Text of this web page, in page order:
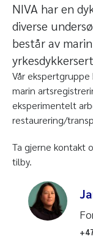
NIVA har en
diverse
består av
Vår
marin
eksperimentelt
restaurering/
Ta gjerne kontakt
tilby.